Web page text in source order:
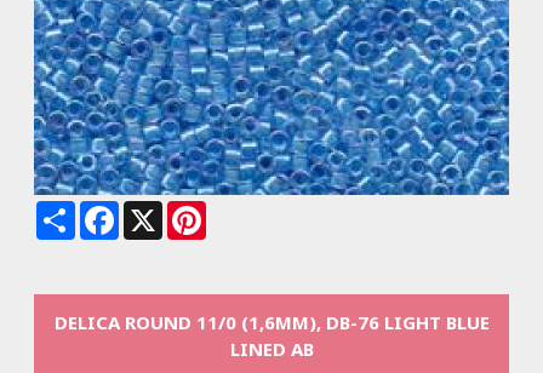
Share Facebook
X
DELICA ROUND 11/0 (1,6MM), DB-76 LIGHT BLUE
LINED AB